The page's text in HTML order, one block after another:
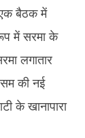
एक बैठक में
में सरमा के
लगातार
की नई
के खानापारा